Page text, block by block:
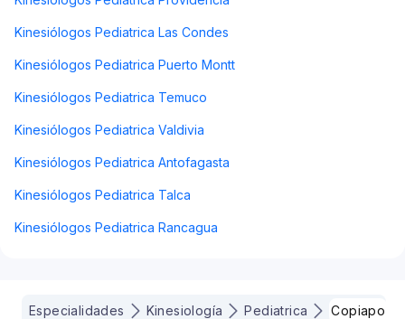
Kinesiólogos Pediatrica Las Condes
Kinesiólogos Pediatrica Puerto Montt
Kinesiólogos Pediatrica Temuco
Kinesiólogos Pediatrica Valdivia
Kinesiólogos Pediatrica Antofagasta
Kinesiólogos Pediatrica Talca
Kinesiólogos Pediatrica Rancagua
Especialidades Kinesiología Pediatrica Copiapo